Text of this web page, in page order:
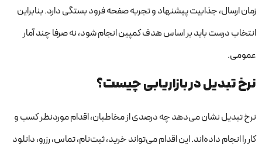
زمان ارسال، جذابیت پیشنهاد و تجربه صفحه فرود بستگی دارد. بنابراین
انتخاب درست باید بر اساس هدف کمپین انجام شود، نه صرفا چند آمار
عمومی.
نرخ تبدیل در بازاریابی چیست؟
نرخ تبدیل نشان می‌دهد چه درصدی از مخاطبان، اقدام موردنظر کسب و
کار را انجام داده‌اند. این اقدام می‌تواند خرید، ثبت‌نام، تماس، رزرو، دانلود